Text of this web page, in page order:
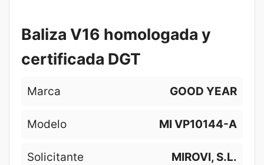
Baliza V16 homologada y
certificada DGT
Marca GOOD YEAR
Modelo MI VP10144-A
Solicitante MIROVI, S.L.